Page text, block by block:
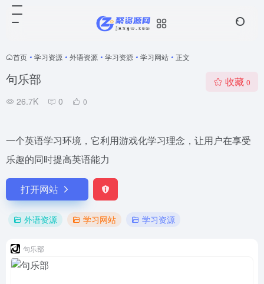
首页 • 学习资源 • 外语资源 • 学习资源 • 学习网站 • 正文
句乐部
26.7K 0 0
收藏 0
一个英语学习环境，它利用游戏化学习理念，让用户在享受
乐趣的同时提高英语能力
打开网站
外语资源 学习网站 学习资源
句乐部